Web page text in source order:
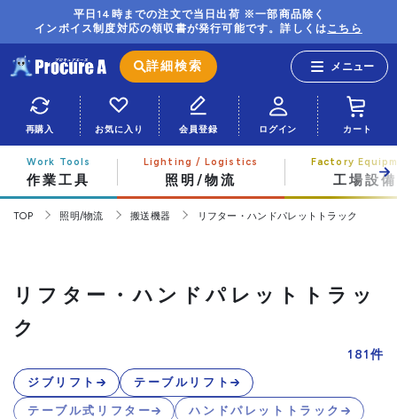
平日14時までの注文で当日出荷 ※一部商品除く
インボイス制度対応の領収書が発行可能です。詳しくはこちら
詳細検索
再購入 お気に入り 会員登録 ログイン カート
作業工具 照明/物流 工場設備
TOP 照明/物流 搬送機器 リフター・ハンドパレットトラック
リフター・ハンドパレットトラッ
ク
181件
ジブリフト テーブルリフト
テーブル式リフター ハンドパレットトラック